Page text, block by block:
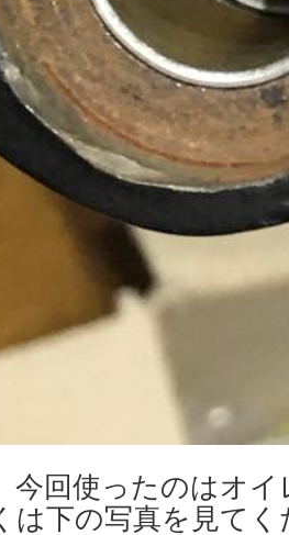
今回使ったのはオ
は下の写真を見て